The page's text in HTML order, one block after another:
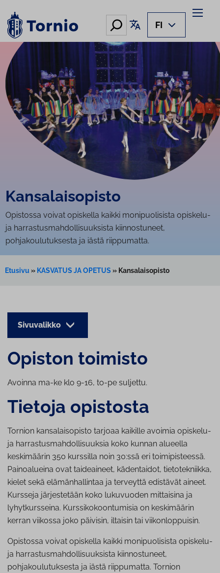
sisältöön
Hae Käännä sivu
FI
Kan­sa­lais­opis­to
Opistossa voivat opiskella kaikki monipuolisista opiskelu-
ja harrastusmahdollisuuksista kiinnostuneet,
pohjakoulutuksesta ja iästä riippumatta.
Etusivu » KASVATUS JA OPETUS » Kansalaisopisto
Sivuvalikko
Opiston toimisto
Avoinna ma-ke klo 9-16, to-pe suljettu.
Tietoja opistosta
Tornion kansalaisopisto tarjoaa kaikille avoimia opiskelu-
ja harrastusmahdollisuuksia koko kunnan alueella
keskimäärin 350 kurssilla noin 30:ssä eri toimipisteessä.
Painoalueina ovat taideaineet, kädentaidot, tietotekniikka,
kielet sekä elämänhallintaa ja terveyttä edistävät aineet.
Kursseja järjestetään koko lukuvuoden mittaisina ja
lyhytkursseina. Kurssikokoontumisia on keskimäärin
kerran viikossa joko päivisin, iltaisin tai viikonloppuisin.
Opistossa voivat opiskella kaikki monipuolisista opiskelu-
ja harrastusmahdollisuuksista kiinnostuneet,
pohjakoulutuksesta ja iästä riippumatta. Tornion